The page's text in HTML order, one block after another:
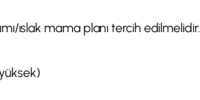
ıslak mama planı tercih edilmelidir.